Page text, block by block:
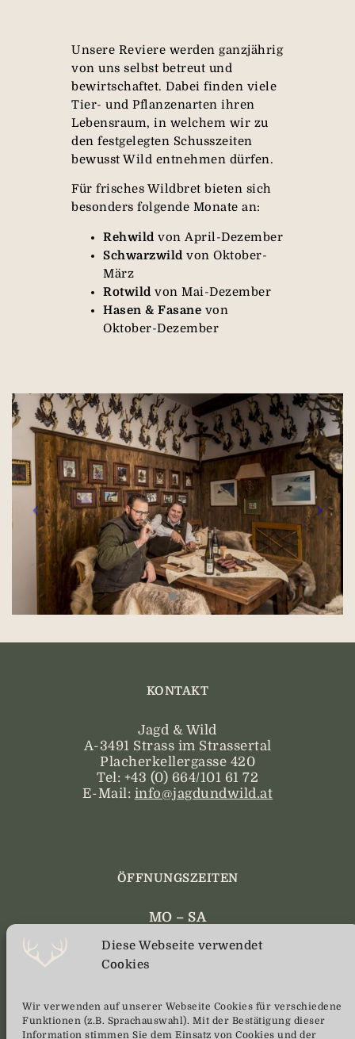
Diese Webseite verwendet
Cookies
Wir verwenden auf unserer Webseite Cookies für verschiedene
Funktionen (z.B. Sprachauswahl). Mit der Bestätigung dieser
Information stimmen Sie dem Einsatz von Cookies und der
Unsere Reviere werden ganzjährig
von uns selbst betreut und
bewirtschaftet. Dabei finden viele
Tier- und Pflanzenarten ihren
Lebensraum, in welchem wir zu
den festgelegten Schusszeiten
bewusst Wild entnehmen dürfen.
Für frisches Wildbret bieten sich
besonders folgende Monate an:
Rehwild von April-Dezember
Schwarzwildvon Oktober-
März
Rotwildvon Mai-Dezember
Hasen & Fasane von
Oktober-Dezember
KONTAKT
Jagd & Wild
A-3491 Strass im Strassertal
Placherkellergasse 420
Tel: +43 (0) 664/101 61 72
E-Mail: info@jagdundwild.at
ÖFFNUNGSZEITEN
MO – SA
telefonische Anmeldung